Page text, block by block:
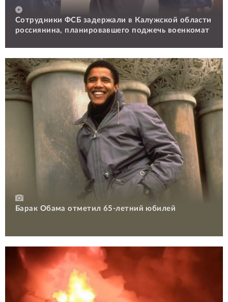
Сотрудники ФСБ задержали в Калужской области
россиянина, планировавшего поджечь военкомат
Барак Обама отметил 65-летний юбилей